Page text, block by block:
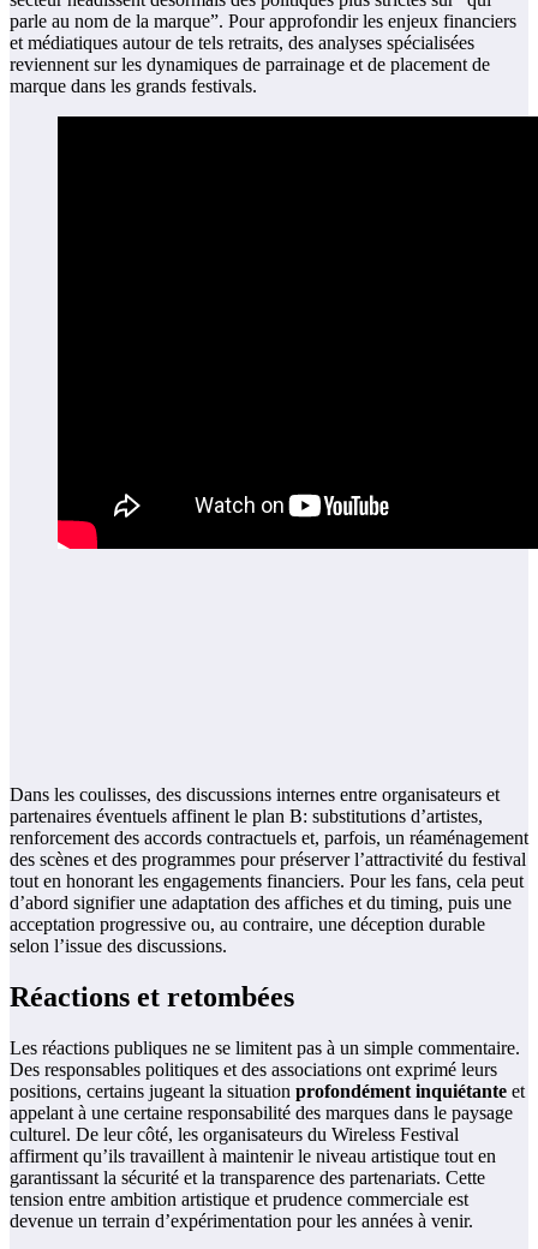
parle au nom de la marque”. Pour approfondir les enjeux financiers
et médiatiques autour de tels retraits, des analyses spécialisées
reviennent sur les dynamiques de parrainage et de placement de
marque dans les grands festivals.
Dans les coulisses, des discussions internes entre organisateurs et
partenaires éventuels affinent le plan B: substitutions d’artistes,
renforcement des accords contractuels et, parfois, un réaménagement
des scènes et des programmes pour préserver l’attractivité du festival
tout en honorant les engagements financiers. Pour les fans, cela peut
d’abord signifier une adaptation des affiches et du timing, puis une
acceptation progressive ou, au contraire, une déception durable
selon l’issue des discussions.
Réactions et retombées
Les réactions publiques ne se limitent pas à un simple commentaire.
Des responsables politiques et des associations ont exprimé leurs
positions, certains jugeant la situation profondément inquiétante et
appelant à une certaine responsabilité des marques dans le paysage
culturel. De leur côté, les organisateurs du Wireless Festival
affirment qu’ils travaillent à maintenir le niveau artistique tout en
garantissant la sécurité et la transparence des partenariats. Cette
tension entre ambition artistique et prudence commerciale est
devenue un terrain d’expérimentation pour les années à venir.